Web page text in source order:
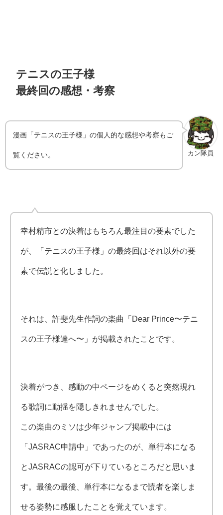
テニスの王子様
最終回の感想・考察
カン隊員
漫画「 テニスの王子様 」の個人的な感想や考察もご
覧ください。
幸村精市との決着はもちろん最注目の要素でした
が、「テニスの王子様」の最終回はそれ以外の要
素で伝説と化しました。
それは、許斐先生作詞の楽曲「Dear Prince〜テニ
スの王子様達へ〜」が掲載されたことです。
決着がつき、感動の中ページをめくると突然現れ
る歌詞に動揺を隠しきれませんでした。
この楽曲のミソは少年ジャンプ掲載中には
「JASRAC申請中」であったのが、単行本になる
とJASRACの認可が下りているところだと思いま
す。最後の最後、単行本になるまで読者を楽しま
せる姿勢に感服したことを覚えています。